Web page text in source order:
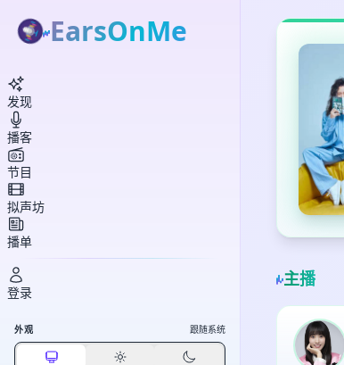
主播
EarsOnMe
发现
播客
节目
拟声坊
播单
登录
外观 跟随系统